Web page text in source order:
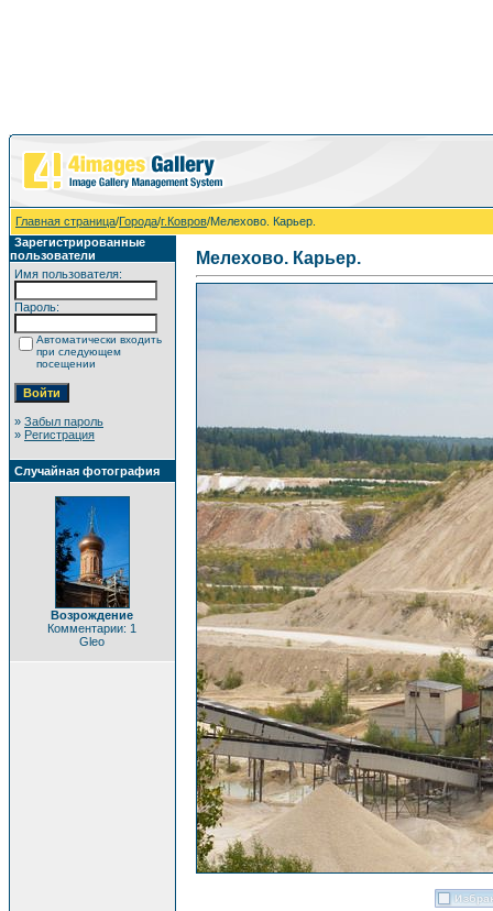
Главная страница/Города/г.Ковров/Мелехово. Карьер.
Зарегистрированные
пользователи
Имя пользователя:
Пароль:
Автоматически входить
при следующем
посещении
» Забыл пароль
» Регистрация
Случайная фотография
Возрождение
Комментарии: 1
Gleo
Мелехово. Карьер.